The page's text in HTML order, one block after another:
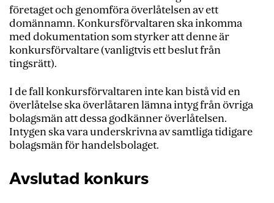
företaget och genomföra överlåtelsen av ett
domännamn. Konkursförvaltaren ska inkomma
med dokumentation som styrker att denne är
konkursförvaltare (vanligtvis ett beslut från
tingsrätt).
I de fall konkursförvaltaren inte kan bistå vid en
överlåtelse ska överlåtaren lämna intyg från övriga
bolagsmän att dessa godkänner överlåtelsen.
Intygen ska vara underskrivna av samtliga tidigare
bolagsmän för handelsbolaget.
Avslutad konkurs